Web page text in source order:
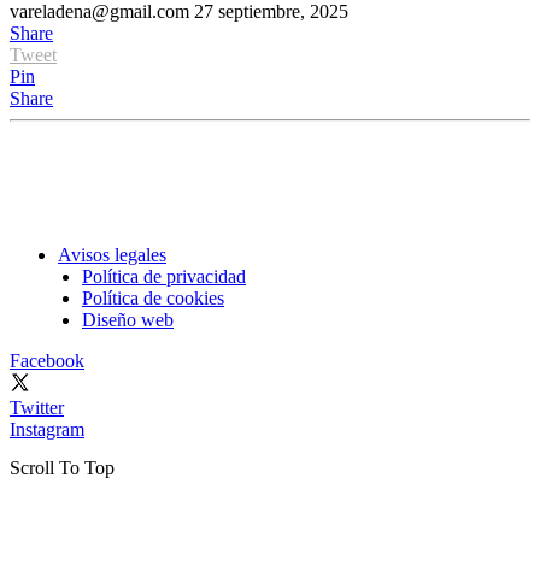
vareladena@gmail.com 27 septiembre, 2025
Share
Tweet
Pin
Share
Avisos legales
Política de privacidad
Política de cookies
Diseño web
Facebook
Twitter
Instagram
Scroll To Top